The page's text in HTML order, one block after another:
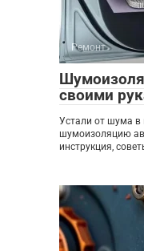
Ремонт
своими
Устали от шума в
шумоизоляцию
инструкция,